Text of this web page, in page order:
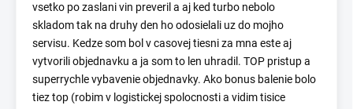
vsetko po zaslani vin preveril a aj ked turbo nebolo
skladom tak na druhy den ho odosielali uz do mojho
servisu. Kedze som bol v casovej tiesni za mna este aj
vytvorili objednavku a ja som to len uhradil. TOP pristup a
superrychle vybavenie objednavky. Ako bonus balenie bolo
tiez top (robim v logistickej spolocnosti a vidim tisice